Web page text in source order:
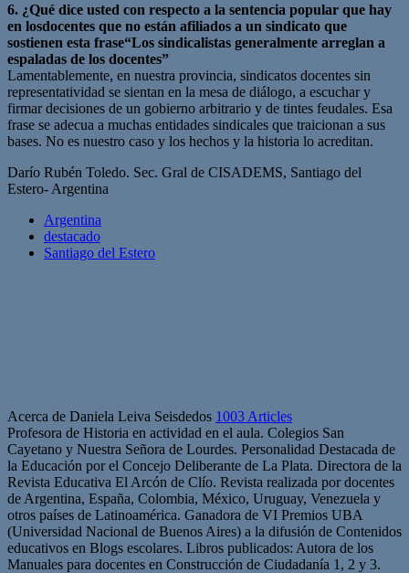
6. ¿Qué dice usted con respecto a la sentencia popular que hay
en losdocentes que no están afiliados a un sindicato que
sostienen esta frase“Los sindicalistas generalmente arreglan a
espaladas de los docentes”
Lamentablemente, en nuestra provincia, sindicatos docentes sin
representatividad se sientan en la mesa de diálogo, a escuchar y
firmar decisiones de un gobierno arbitrario y de tintes feudales. Esa
frase se adecua a muchas entidades sindicales que traicionan a sus
bases. No es nuestro caso y los hechos y la historia lo acreditan.
Darío Rubén Toledo. Sec. Gral de CISADEMS, Santiago del
Estero- Argentina
Argentina
destacado
Santiago del Estero
Acerca de Daniela Leiva Seisdedos 1003 Articles
Profesora de Historia en actividad en el aula. Colegios San
Cayetano y Nuestra Señora de Lourdes. Personalidad Destacada de
la Educación por el Concejo Deliberante de La Plata. Directora de la
Revista Educativa El Arcón de Clío. Revista realizada por docentes
de Argentina, España, Colombia, México, Uruguay, Venezuela y
otros países de Latinoamérica. Ganadora de VI Premios UBA
(Universidad Nacional de Buenos Aires) a la difusión de Contenidos
educativos en Blogs escolares. Libros publicados: Autora de los
Manuales para docentes en Construcción de Ciudadanía 1, 2 y 3.